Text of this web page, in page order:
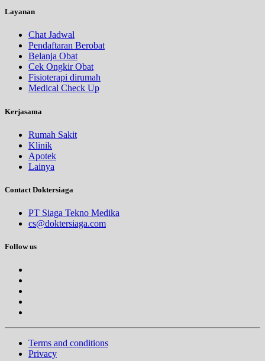
Layanan
Chat Jadwal
Pendaftaran Berobat
Belanja Obat
Cek Ongkir Obat
Fisioterapi dirumah
Medical Check Up
Kerjasama
Rumah Sakit
Klinik
Apotek
Lainya
Contact Doktersiaga
PT Siaga Tekno Medika
cs@doktersiaga.com
Follow us
Terms and conditions
Privacy